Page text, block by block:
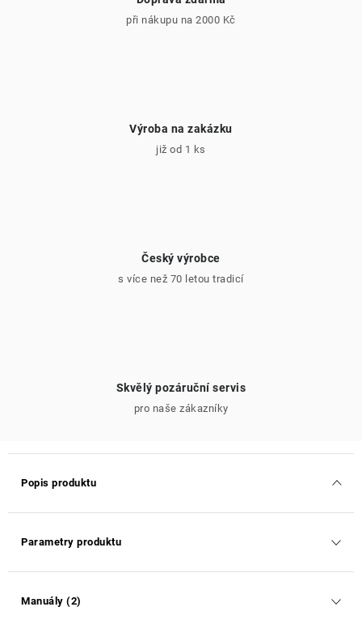
při nákupu na 2000 Kč
Výroba na zakázku
již od 1 ks
Český výrobce
s více než 70 letou tradicí
Skvělý pozáruční servis
pro naše zákazníky
Popis produktu
Parametry produktu
Manuály (2)